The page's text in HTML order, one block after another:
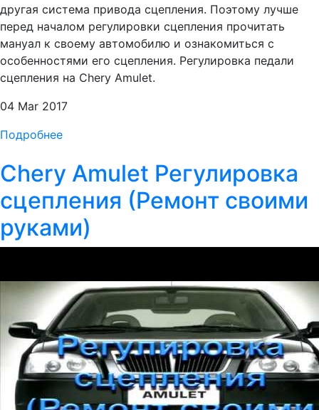
другая система привода сцепления. Поэтому лучше
перед началом регулировки сцепления прочитать
мануал к своему автомобилю и ознакомиться с
особенностями его сцепления. Регулировка педали
сцепления на Chery Amulet.
04 Mar 2017
Подробнее
Chery Amulet Регулировка
сцепления (Ремонт своими
руками)